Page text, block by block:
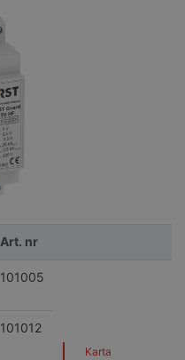
Art. nr
101005
Karta
101012